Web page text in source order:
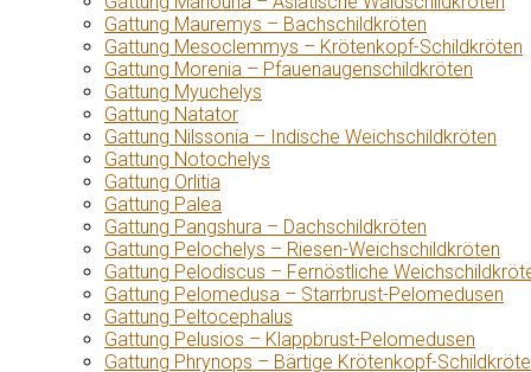
Gattung Mauremys – Bachschildkröten
Gattung Mesoclemmys – Krötenkopf-Schildkröten
Gattung Morenia – Pfauenaugenschildkröten
Gattung Myuchelys
Gattung Natator
Gattung Nilssonia – Indische Weichschildkröten
Gattung Notochelys
Gattung Orlitia
Gattung Palea
Gattung Pangshura – Dachschildkröten
Gattung Pelochelys – Riesen-Weichschildkröten
Gattung Pelodiscus – Fernöstliche
Gattung Pelomedusa – Starrbrust-Pelomedusen
Gattung Peltocephalus
Gattung Pelusios – Klappbrust-Pelomedusen
Gattung Phrynops – Bärtige Krötenkopf-